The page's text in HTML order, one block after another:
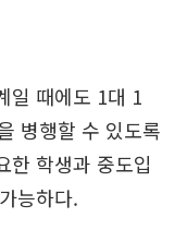
일 때에도 1대 1
병행할 수 있도록
한 학생과 중도입
능하다.